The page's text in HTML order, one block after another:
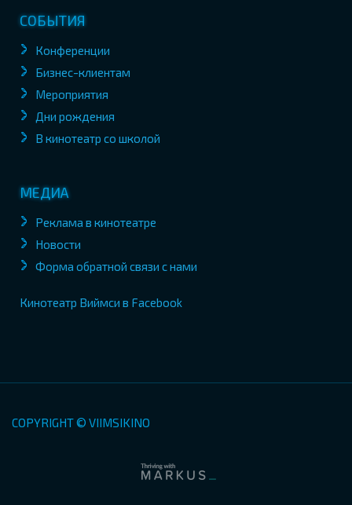
СОБЫТИЯ
Конференции
Бизнес-клиентам
Мероприятия
Дни рождения
В кинотеатр со школой
МЕДИА
Реклама в кинотеатре
Новости
Форма обратной связи с нами
Кинотеатр Виймси в Facebook
COPYRIGHT © VIIMSIKINO